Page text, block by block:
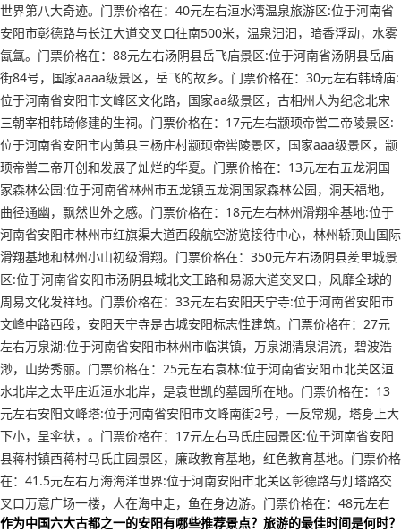
世界第八大奇迹。门票价格在：40元左右洹水湾温泉旅游区:位于河南省
安阳市彰德路与长江大道交叉口往南500米，温泉汩汩，暗香浮动，水雾
氤氲。门票价格在：88元左右汤阴县岳飞庙景区:位于河南省汤阴县岳庙
街84号，国家aaaa级景区，岳飞的故乡。门票价格在：30元左右韩琦庙:
位于河南省安阳市文峰区文化路，国家aa级景区，古相州人为纪念北宋
三朝宰相韩琦修建的生祠。门票价格在：17元左右颛顼帝喾二帝陵景区:
位于河南省安阳市内黄县三杨庄村颛顼帝喾陵景区，国家aaa级景区，颛
顼帝喾二帝开创和发展了灿烂的华夏。门票价格在：13元左右五龙洞国
家森林公园:位于河南省林州市五龙镇五龙洞国家森林公园，洞天福地，
曲径通幽，飘然世外之感。门票价格在：18元左右林州滑翔伞基地:位于
河南省安阳市林州市红旗渠大道西段航空游览接待中心，林州轿顶山国际
滑翔基地和林州小山初级滑翔。门票价格在：350元左右汤阴县羑里城景
区:位于河南省安阳市汤阴县城北文王路和易源大道交叉口，风靡全球的
周易文化发祥地。门票价格在：33元左右安阳天宁寺:位于河南省安阳市
文峰中路西段，安阳天宁寺是古城安阳标志性建筑。门票价格在：27元
左右万泉湖:位于河南省安阳市林州市临淇镇，万泉湖清泉涓流，碧波浩
渺，山势秀丽。门票价格在：25元左右袁林:位于河南省安阳市北关区洹
水北岸之太平庄近洹水北岸，是袁世凯的墓园所在地。门票价格在：13
元左右安阳文峰塔:位于河南省安阳市文峰南街2号，一反常规，塔身上大
下小，呈伞状，。门票价格在：17元左右马氏庄园景区:位于河南省安阳
县蒋村镇西蒋村马氏庄园景区，廉政教育基地，红色教育基地。门票价格
在：41.5元左右万海海洋世界:位于河南安阳市北关区彰德路与灯塔路交
叉口万意广场一楼，人在海中走，鱼在身边游。门票价格在：48元左右
作为中国六大古都之一的安阳有哪些推荐景点？旅游的最佳时间是何时？